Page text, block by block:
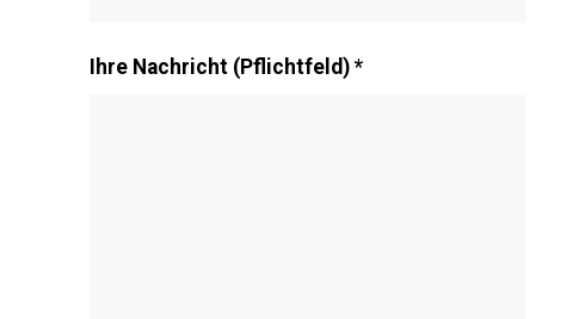
Ihre Nachricht (Pflichtfeld)*